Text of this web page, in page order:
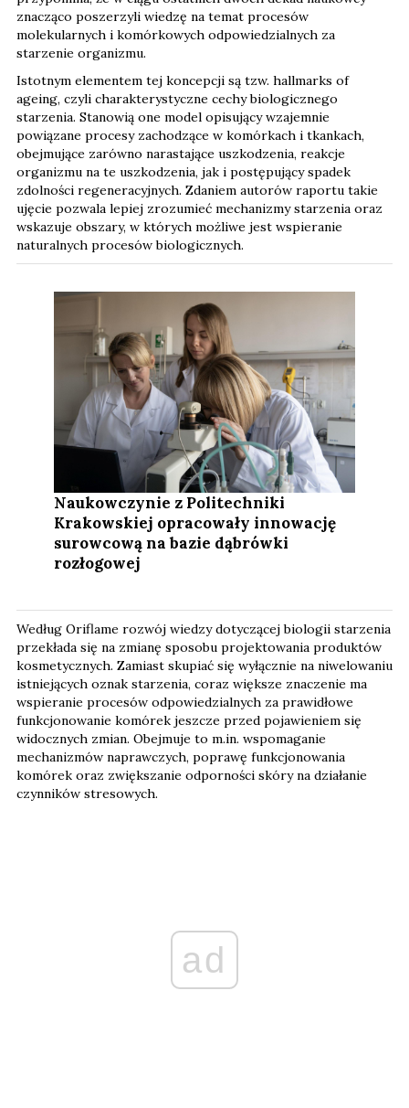
znacząco poszerzyli wiedzę na temat procesów
molekularnych i komórkowych odpowiedzialnych za
starzenie organizmu.
Istotnym elementem tej koncepcji są tzw. hallmarks of
ageing, czyli charakterystyczne cechy biologicznego
starzenia. Stanowią one model opisujący wzajemnie
powiązane procesy zachodzące w komórkach i tkankach,
obejmujące zarówno narastające uszkodzenia, reakcje
organizmu na te uszkodzenia, jak i postępujący spadek
zdolności regeneracyjnych. Zdaniem autorów raportu takie
ujęcie pozwala lepiej zrozumieć mechanizmy starzenia oraz
wskazuje obszary, w których możliwe jest wspieranie
naturalnych procesów biologicznych.
Naukowczynie z Politechniki
Krakowskiej opracowały innowację
surowcową na bazie dąbrówki
rozłogowej
Według Oriflame rozwój wiedzy dotyczącej biologii starzenia
przekłada się na zmianę sposobu projektowania produktów
kosmetycznych. Zamiast skupiać się wyłącznie na niwelowaniu
istniejących oznak starzenia, coraz większe znaczenie ma
wspieranie procesów odpowiedzialnych za prawidłowe
funkcjonowanie komórek jeszcze przed pojawieniem się
widocznych zmian. Obejmuje to m.in. wspomaganie
mechanizmów naprawczych, poprawę funkcjonowania
komórek oraz zwiększanie odporności skóry na działanie
czynników stresowych.
ad